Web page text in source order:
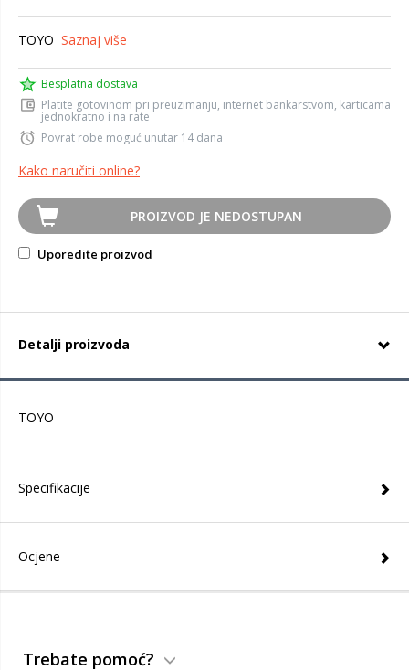
TOYO Saznaj više
Besplatna dostava
Platite gotovinom pri preuzimanju, internet bankarstvom, karticama
jednokratno i na rate
Povrat robe moguć unutar 14 dana
Kako naručiti online?
PROIZVOD JE NEDOSTUPAN
Uporedite proizvod
Detalji proizvoda
TOYO
Specifikacije
Ocjene
Trebate pomoć?